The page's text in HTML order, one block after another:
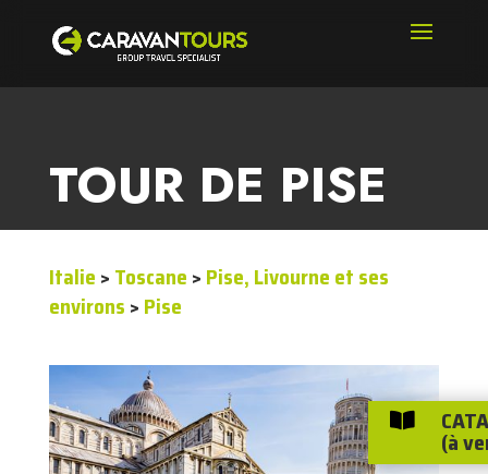
TOUR DE PISE
Italie > Toscane > Pise, Livourne et ses
environs > Pise

(à